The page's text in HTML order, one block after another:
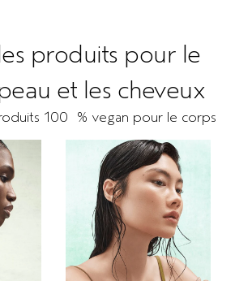
produits pour le
et les cheveux
100 % vegan pour le corps